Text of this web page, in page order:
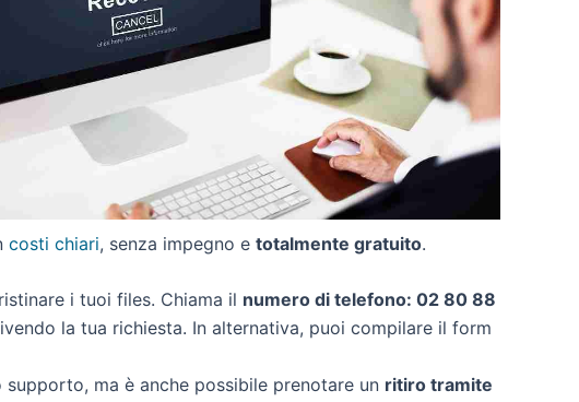
costi chiari, senza impegno e totalmente gratuito.
i tuoi files. Chiama il numero di telefono: 02 80 88
la tua richiesta. In alternativa, puoi compilare il form
ma è anche possibile prenotare un ritiro tramite